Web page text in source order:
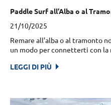
Paddle Surf all’Alba o al
21/10/2025
Remare all’alba o al tramonto
un modo per connetterti con la
LEGGI DI PIÙ